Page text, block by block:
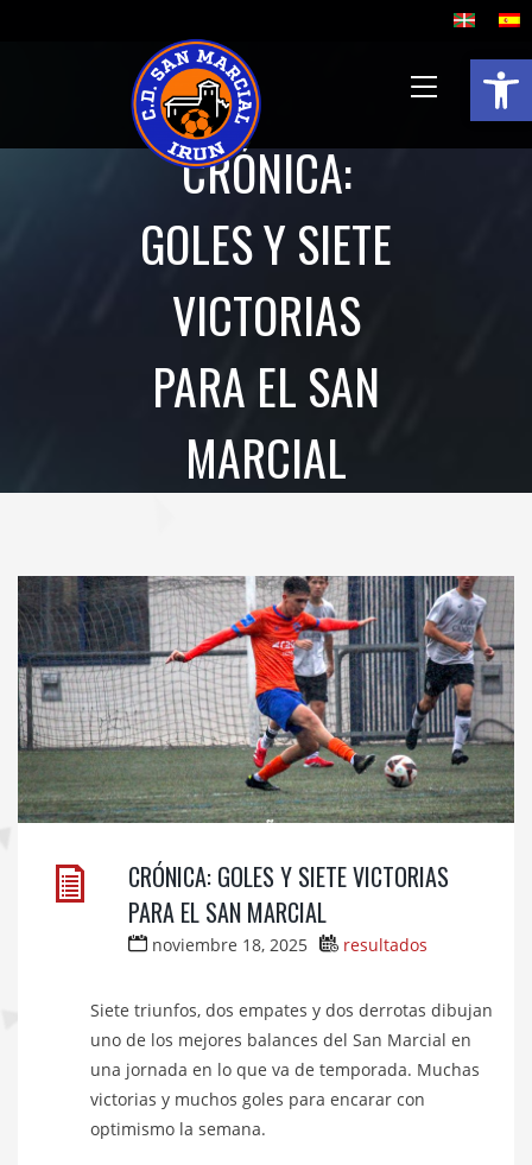
Abrir
CRÓNICA:
GOLES Y SIETE
VICTORIAS
PARA EL SAN
MARCIAL
CRÓNICA: GOLES Y SIETE VICTORIAS
PARA EL SAN MARCIAL
noviembre 18, 2025 resultados
Siete triunfos, dos empates y dos derrotas dibujan
uno de los mejores balances del San Marcial en
una jornada en lo que va de temporada. Muchas
victorias y muchos goles para encarar con
optimismo la semana.